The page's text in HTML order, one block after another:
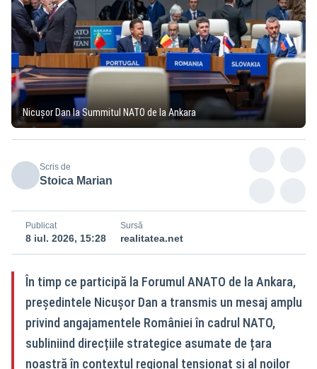
Nicușor Dan la Summitul NATO de la Ankara
Scris de
Stoica Marian
Publicat
8 iul. 2026, 15:28
Sursă
realitatea.net
În timp ce participă la Forumul ANATO de la Ankara,
președintele Nicușor Dan a transmis un mesaj amplu
privind angajamentele României în cadrul NATO,
subliniind direcțiile strategice asumate de țara
noastră în contextul regional tensionat și al noilor